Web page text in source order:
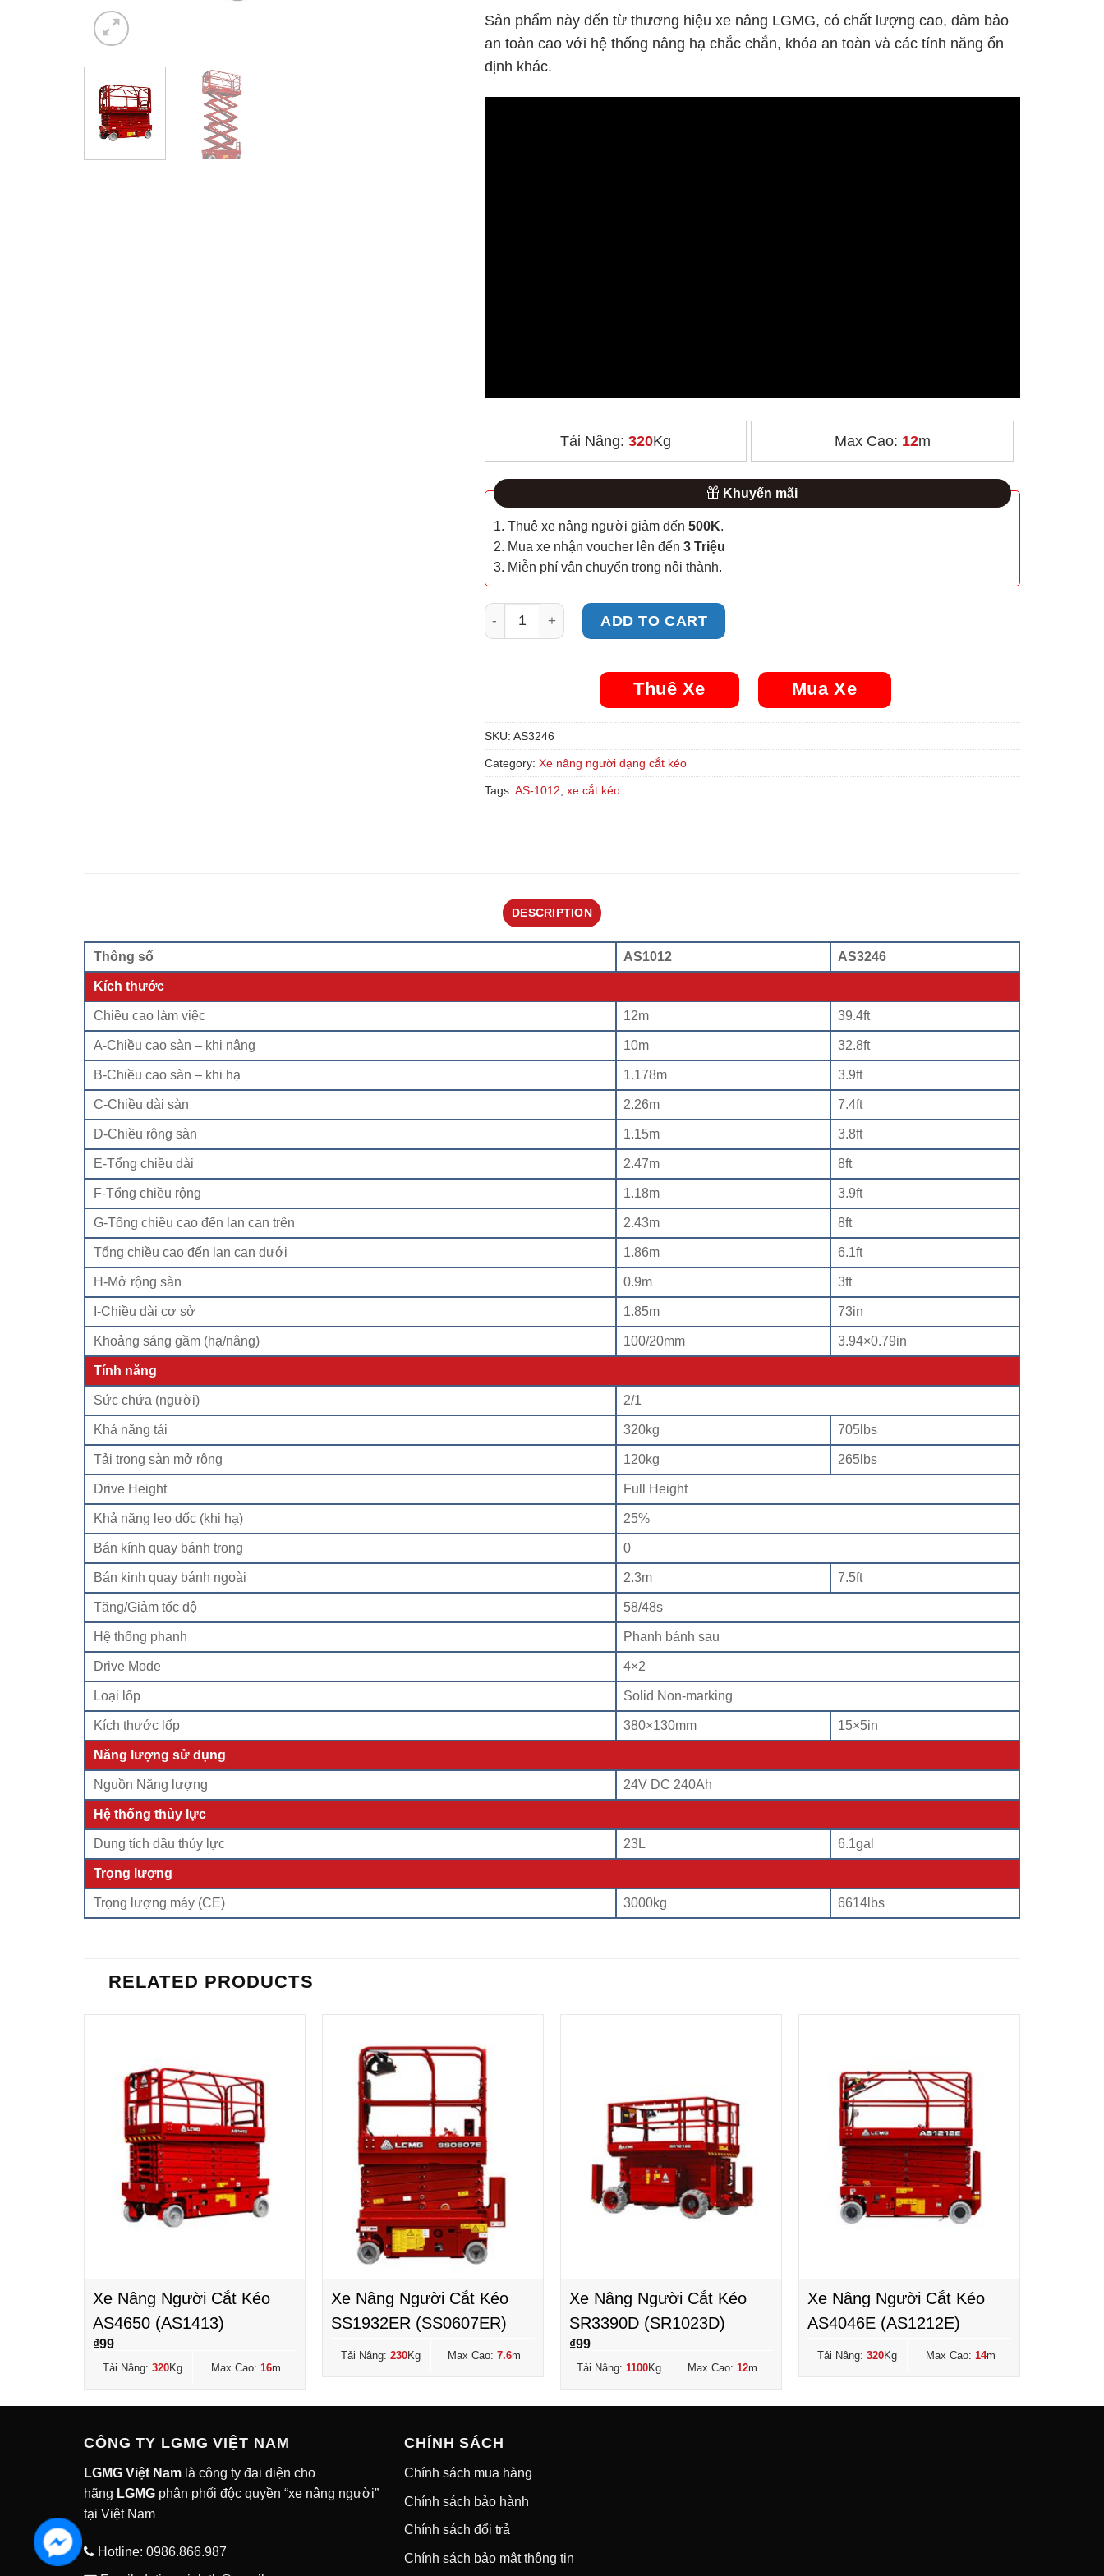
Sản phẩm này đến từ thương hiệu xe nâng LGMG, có chất lượng cao, đảm bảo
an toàn cao với hệ thống nâng hạ chắc chắn, khóa an toàn và các tính năng ổn
định khác.
Tải Nâng: 320Kg Max Cao: 12m
Khuyến mãi
1. Thuê xe nâng người giảm đến 500K.
2. Mua xe nhận voucher lên đến 3 Triệu
3. Miễn phí vận chuyển trong nội thành.
Xe Nâng Người Cắt Kéo AS3246 (AS1012) quantity
ADD TO CART
Thuê Xe Mua Xe
SKU: AS3246
Category: Xe nâng người dạng cắt kéo
Tags: AS-1012, xe cắt kéo
DESCRIPTION
Thông số AS1012 AS3246
Kích thước
Chiều cao làm việc 12m 39.4ft
A-Chiều cao sàn – khi nâng 10m 32.8ft
B-Chiều cao sàn – khi hạ 1.178m 3.9ft
C-Chiều dài sàn 2.26m 7.4ft
D-Chiều rộng sàn 1.15m 3.8ft
E-Tổng chiều dài 2.47m 8ft
F-Tổng chiều rộng 1.18m 3.9ft
G-Tổng chiều cao đến lan can trên 2.43m 8ft
Tổng chiều cao đến lan can dưới 1.86m 6.1ft
H-Mở rộng sàn 0.9m 3ft
I-Chiều dài cơ sở 1.85m 73in
Khoảng sáng gầm (hạ/nâng) 100/20mm 3.94×0.79in
Tính năng
Sức chứa (người) 2/1
Khả năng tải 320kg 705lbs
Tải trọng sàn mở rộng 120kg 265lbs
Drive Height Full Height
Khả năng leo dốc (khi hạ) 25%
Bán kính quay bánh trong 0
Bán kinh quay bánh ngoài 2.3m 7.5ft
Tăng/Giảm tốc độ 58/48s
Hệ thống phanh Phanh bánh sau
Drive Mode 4×2
Loại lốp Solid Non-marking
Kích thước lốp 380×130mm 15×5in
Năng lượng sử dụng
Nguồn Năng lượng 24V DC 240Ah
Hệ thống thủy lực
Dung tích dầu thủy lực 23L 6.1gal
Trọng lượng
Trọng lượng máy (CE) 3000kg 6614lbs
RELATED PRODUCTS
Xe Nâng Người Cắt Kéo
AS4650 (AS1413)
₫99
Tải Nâng: 320Kg Max Cao: 16m
Xe Nâng Người Cắt Kéo
SS1932ER (SS0607ER)
Tải Nâng: 230Kg Max Cao: 7.6m
Xe Nâng Người Cắt Kéo
SR3390D (SR1023D)
₫99
Tải Nâng: 1100Kg Max Cao: 12m
Xe Nâng Người Cắt Kéo
AS4046E (AS1212E)
Tải Nâng: 320Kg Max Cao: 14m
CÔNG TY LGMG VIỆT NAM
LGMG Việt Nam là công ty đại diện cho
hãng LGMG phân phối độc quyền “xe nâng người”
tại Việt Nam
Hotline: 0986.866.987
CHÍNH SÁCH
Chính sách mua hàng
Chính sách bảo hành
Chính sách đổi trả
Chính sách bảo mật thông tin